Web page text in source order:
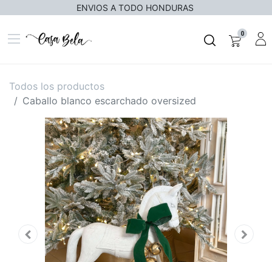
ENVIOS A TODO HONDURAS
0
Todos los productos
Caballo blanco escarchado oversized